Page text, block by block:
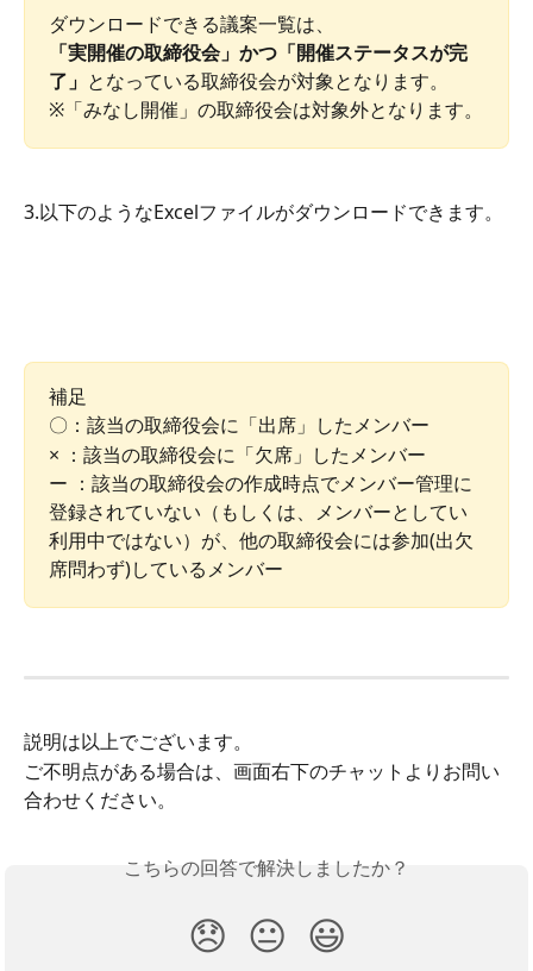
ダウンロードできる議案一覧は、
「実開催の取締役会」かつ「開催ステータスが完
了」 となっている取締役会が対象となります。
※「みなし開催」の取締役会は対象外となります。
3.以下のようなExcelファイルがダウンロードできます。
補足
〇：該当の取締役会に「出席」したメンバー
× ：該当の取締役会に「欠席」したメンバー
ー ：該当の取締役会の作成時点でメンバー管理に
登録されていない（もしくは、メンバーとしてい
利用中ではない）が、他の取締役会には参加(出欠
席問わず)しているメンバー
説明は以上でございます。
ご不明点がある場合は、画面右下のチャットよりお問い
合わせください。
こちらの回答で解決しましたか？
😞 😐 😃